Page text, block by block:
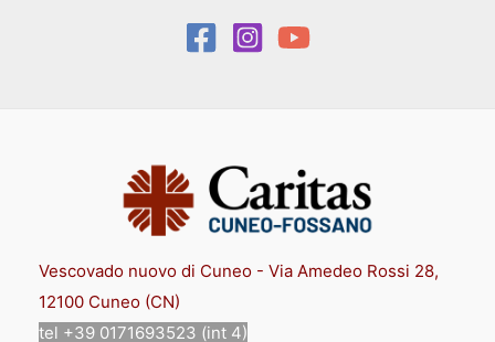
Vescovado nuovo di Cuneo - Via Amedeo Rossi 28,
12100 Cuneo (CN)
tel +39 0171693523 (int 4)